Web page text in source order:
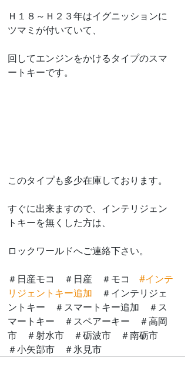
Ｈ１８～Ｈ２３年はイグニッションに
ツマミが付いていて、
回してエンジンをかけるタイプのスマ
ートキーです。
このタイプも多少在庫しております。
すぐに出来ますので、インテリジェン
トキーを無くした方は、
ロックワールドへご連絡下さい。
＃日産モコ　＃日産　＃モコ #インテ
リジェントキー追加 ＃インテリジェ
ントキー　＃スマートキー追加　＃ス
マートキー　＃スペアーキー　＃高岡
市　＃射水市　＃砺波市　＃南砺市
＃小矢部市　＃氷見市